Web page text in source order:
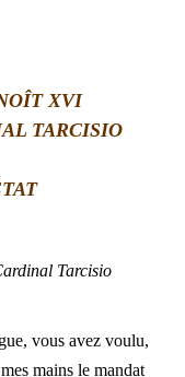
XVI
TARCISIO
Tarcisio
vous avez voulu,
mains le mandat